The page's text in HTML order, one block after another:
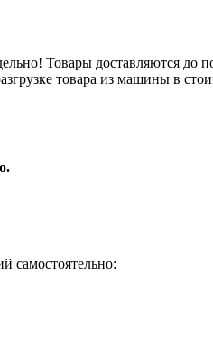
Товары доставляются до
товара из машины в
самостоятельно: